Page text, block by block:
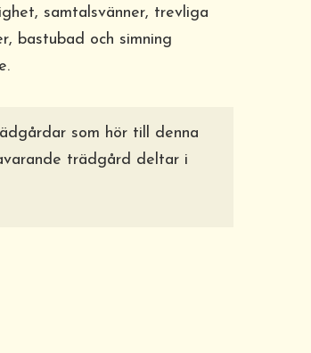
samtalsvänner, trevliga
bastubad och simning
som hör till denna
trädgård deltar i